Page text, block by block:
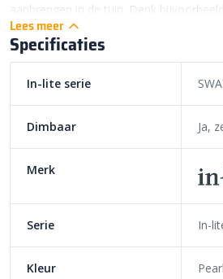
aanbrengen in de tuin. Denk
afdak, de pergola, in je tuinhuis en aan
Daarnaast is deze hanglamp perfect te
tuinverlichting. Mix en match met de In
Sway staande lampen.
Sfeervolle In Lite Sway
verlichting
Deze lamp heeft een elegant design met
voor plaatsing boven je terras of in
tuinverlichting zachtjes mee met de
uitstraling zorgt. Daarnaast is er ook
Lees meer
Specificaties
In-lite serie
Dimbaar Ja,
Merk
Serie In-
Kleur